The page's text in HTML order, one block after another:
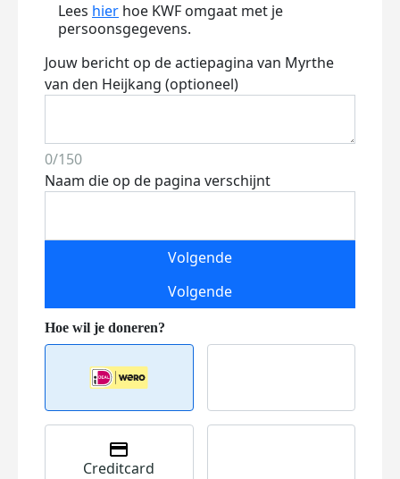
Lees hier hoe KWF omgaat met je
persoonsgegevens.
Jouw bericht op de actiepagina van Myrthe
van den Heijkang (optioneel)
0/150
Naam die op de pagina verschijnt
Volgende
Volgende
Creditcard